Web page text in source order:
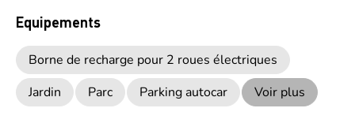
Equipements
Borne de recharge pour 2 roues électriques
Jardin
Parc Parking autocar Voir plus